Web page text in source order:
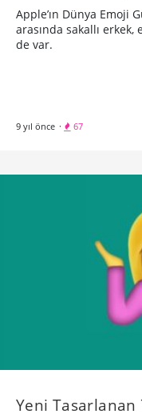
Apple’ın Dünya Emoji
arasında sakallı
de var.
9 yıl önce · 67
Yeni Tasarlanan